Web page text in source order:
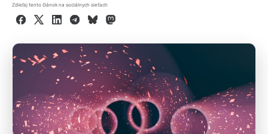
Zdieľaj tento článok na sociálnych sieťach
Facebook
X LinkedInTelegram
BlueskyMastodon